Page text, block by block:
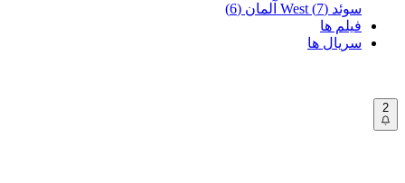
سوئد (7)
West آلمان (6)
فیلم ها
سریال ها
2